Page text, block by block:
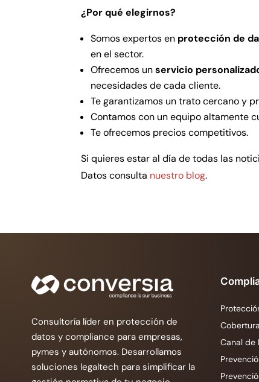
¿Por qué elegirnos?
Somos expertos en protección de
en el sector.
Ofrecemos unservicio
necesidades de cada cliente.
Te garantizamos un trato cercano y
Contamos con un equipo altamente
Te ofrecemos precios competitivos.
Si quieres estar al día de todas las
Datos consulta nuestro blog.
Consultoría líder en protección de
datos y compliance para empresas,
pymes y autónomos. Desarrollamos
soluciones legaltech para simplificar la
Canal de